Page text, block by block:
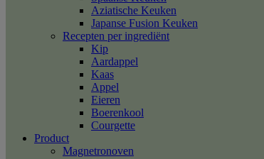
Aziatische Keuken
Japanse Fusion Keuken
Recepten per ingrediënt
Kip
Aardappel
Kaas
Appel
Eieren
Boerenkool
Courgette
Product
Magnetronoven